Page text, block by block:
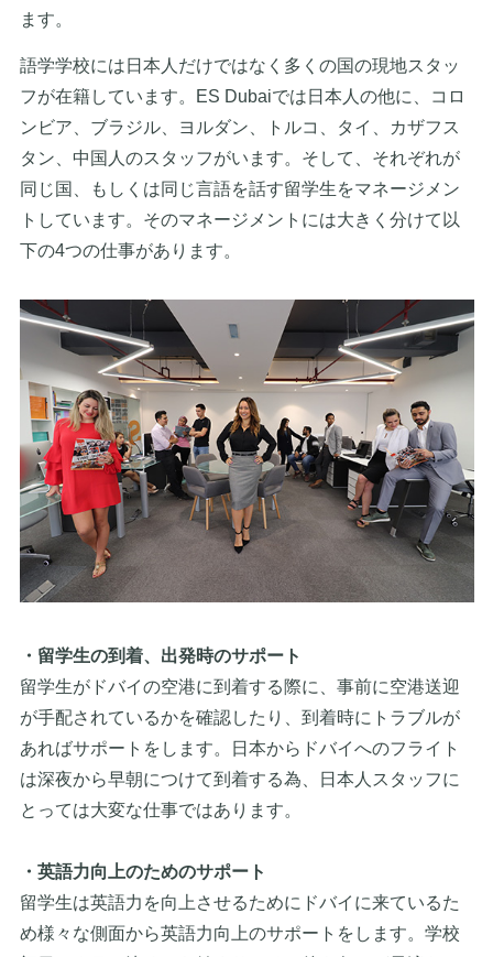
ます。
語学学校には日本人だけではなく多くの国の現地スタッ
フが在籍しています。ES Dubaiでは日本人の他に、コロ
ンビア、ブラジル、ヨルダン、トルコ、タイ、カザフス
タン、中国人のスタッフがいます。そして、それぞれが
同じ国、もしくは同じ言語を話す留学生をマネージメン
トしています。そのマネージメントには大きく分けて以
下の4つの仕事があります。
・留学生の到着、出発時のサポート
留学生がドバイの空港に到着する際に、事前に空港送迎
が手配されているかを確認したり、到着時にトラブルが
あればサポートをします。日本からドバイへのフライト
は深夜から早朝につけて到着する為、日本人スタッフに
とっては大変な仕事ではあります。
・英語力向上のためのサポート
留学生は英語力を向上させるためにドバイに来ているた
め様々な側面から英語力向上のサポートをします。学校